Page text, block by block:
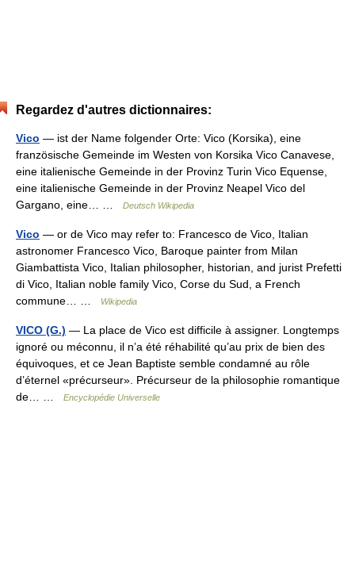
Regardez d'autres dictionnaires:
Vico — ist der Name folgender Orte: Vico (Korsika), eine
französische Gemeinde im Westen von Korsika Vico Canavese,
eine italienische Gemeinde in der Provinz Turin Vico Equense,
eine italienische Gemeinde in der Provinz Neapel Vico del
Gargano, eine… …
Deutsch Wikipedia
Vico — or de Vico may refer to: Francesco de Vico, Italian
astronomer Francesco Vico, Baroque painter from Milan
Giambattista Vico, Italian philosopher, historian, and jurist Prefetti
di Vico, Italian noble family Vico, Corse du Sud, a French
commune… …
Wikipedia
VICO (G.) — La place de Vico est difficile à assigner. Longtemps
ignoré ou méconnu, il n’a été réhabilité qu’au prix de bien des
équivoques, et ce Jean Baptiste semble condamné au rôle
d’éternel «précurseur». Précurseur de la philosophie romantique
de… …
Encyclopédie Universelle